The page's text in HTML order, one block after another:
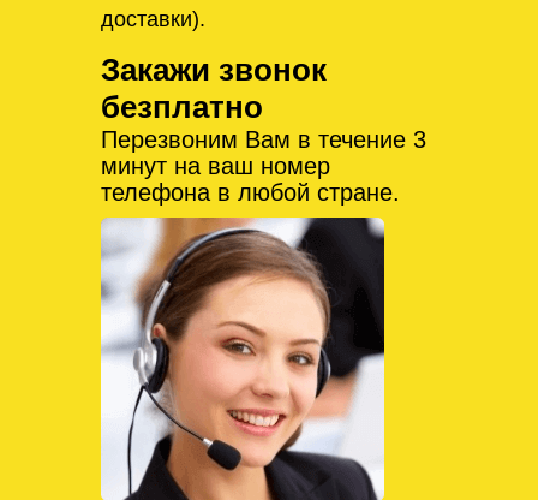
доставки).
Закажи звонок
безплатно
Перезвоним Вам в течение 3
минут на ваш номер
телефона в любой стране.